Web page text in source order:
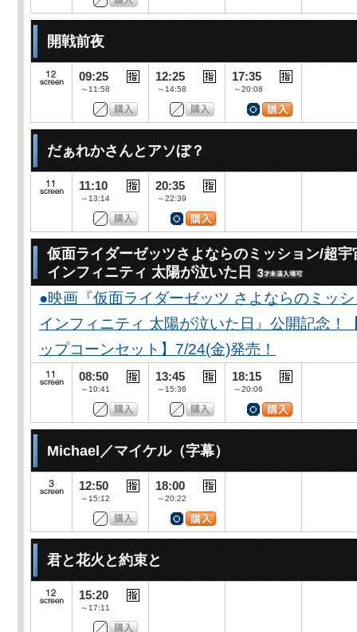
開戦前夜
09:25
～11:58
12:25
～14:58
17:35
～20:08
だぁれかさんとアソぼ？
11:10
～13:14
20:35
～22:39
仮面ライダーゼッツさよならのミッション/超
インフィニティ 太陽が泣いた日
●映画『仮面ライダーゼッツ さよならのミッ
インフィニティ 太陽が泣いた日』公開記念！
ップコーンセット】7/24(金)発売！
08:50
～10:41
13:45
～15:36
18:15
～20:06
Michael／マイケル（字幕）
12:50
～15:12
18:00
～20:22
君と花火と約束と
15:20
～17:11